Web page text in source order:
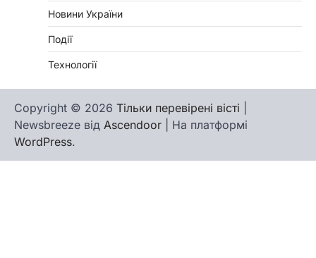
Новини України
Події
Технології
Copyright © 2026 Тільки перевірені вісті
Newsbreeze від Ascendoor | На платформі
WordPress.